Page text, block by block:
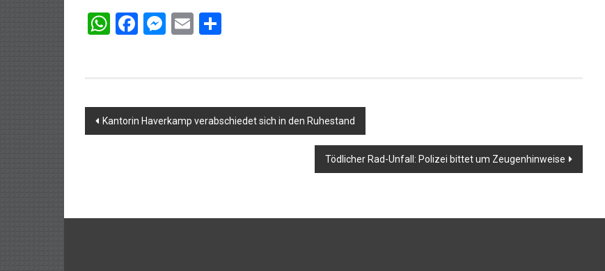
WhatsApp
Facebook
Messenger
Email
Beitragsnavigation
Kantorin Haverkamp verabschiedet sich in den Ruhestand
Tödlicher Rad-Unfall: Polizei bittet um Zeugenhinweise